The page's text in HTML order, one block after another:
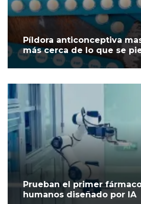
Píldora anticonceptiva
más cerca de lo que se
Prueban el primer
humanos diseñado por IA